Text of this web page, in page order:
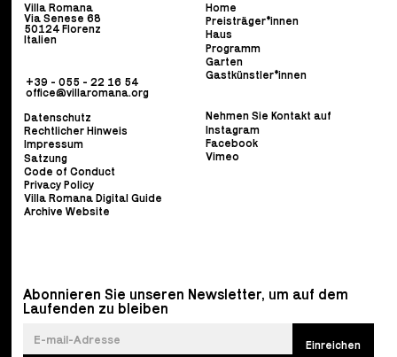
Villa Romana
Via Senese 68
50124 Florenz
Italien
+39 - 055 - 22 16 54
office@villaromana.org
Home
Preisträger*innen
Haus
Programm
Garten
Gastkünstler*innen
Datenschutz
Rechtlicher Hinweis
Impressum
Satzung
Code of Conduct
Privacy Policy
Villa Romana Digital Guide
Archive Website
Nehmen Sie Kontakt auf
Instagram
Facebook
Vimeo
Abonnieren Sie unseren Newsletter, um auf dem
Laufenden zu bleiben